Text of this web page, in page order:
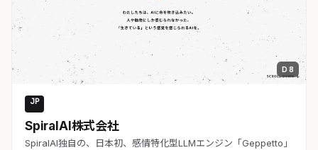
D 8
JP
SpiralAI株式会社
SpiralAI独自の、日本初、感情特化型LLMエンジン「Geppetto」